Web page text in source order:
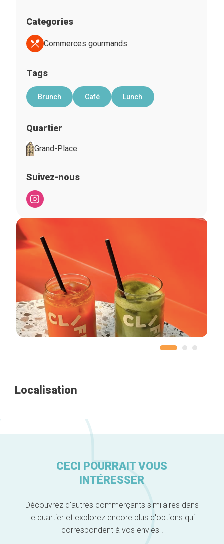
Categories
Commerces gourmands
Tags
Brunch Café Lunch
Quartier
Grand-Place
Suivez-nous
Localisation
CECI POURRAIT VOUS
INTÉRESSER
Découvrez d'autres commerçants similaires dans
le quartier et explorez encore plus d'options qui
correspondent à vos envies !